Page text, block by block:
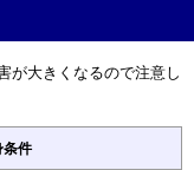
が大きくなるので注意し
件